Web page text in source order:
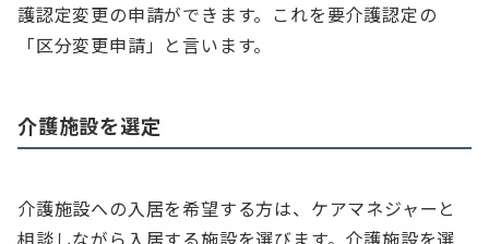
護認定変更の申請ができます。これを要介護認定の
「区分変更申請」と言います。
介護施設を選定
介護施設への入居を希望する方は、ケアマネジャーと